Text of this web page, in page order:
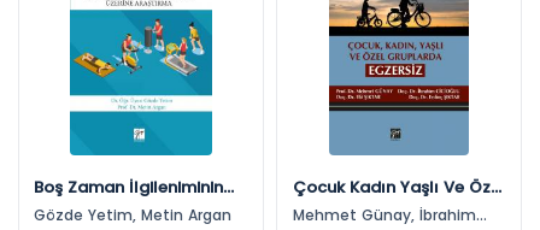
Boş Zaman İlgileniminin
Boş Zaman Tahmini
Gözde Yetim, Metin Argan
Çocuk Kadın Yaşlı Ve Özel
Gruplarda Egzersiz
Mehmet Günay, İbrahim